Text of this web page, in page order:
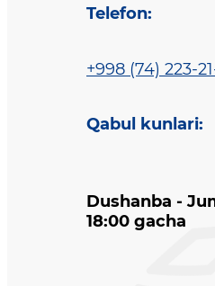
Telefon:
+998 (74) 223-
Qabul kunlari:
Dushanba -
18:00 gacha